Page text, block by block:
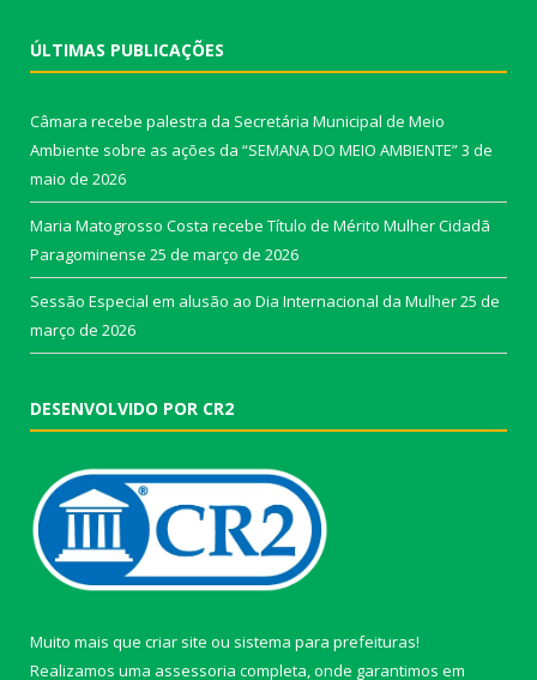
ÚLTIMAS PUBLICAÇÕES
Câmara recebe palestra da Secretária Municipal de Meio
Ambiente sobre as ações da “SEMANA DO MEIO AMBIENTE”3 de
maio de 2026
Maria Matogrosso Costa recebe Título de Mérito Mulher Cidadã
Paragominense 25 de março de 2026
Sessão Especial em alusão ao Dia Internacional da Mulher25 de
março de 2026
DESENVOLVIDO POR CR2
Muito mais que criar site ou sistema para prefeituras!
Realizamos uma assessoria completa, onde garantimos em